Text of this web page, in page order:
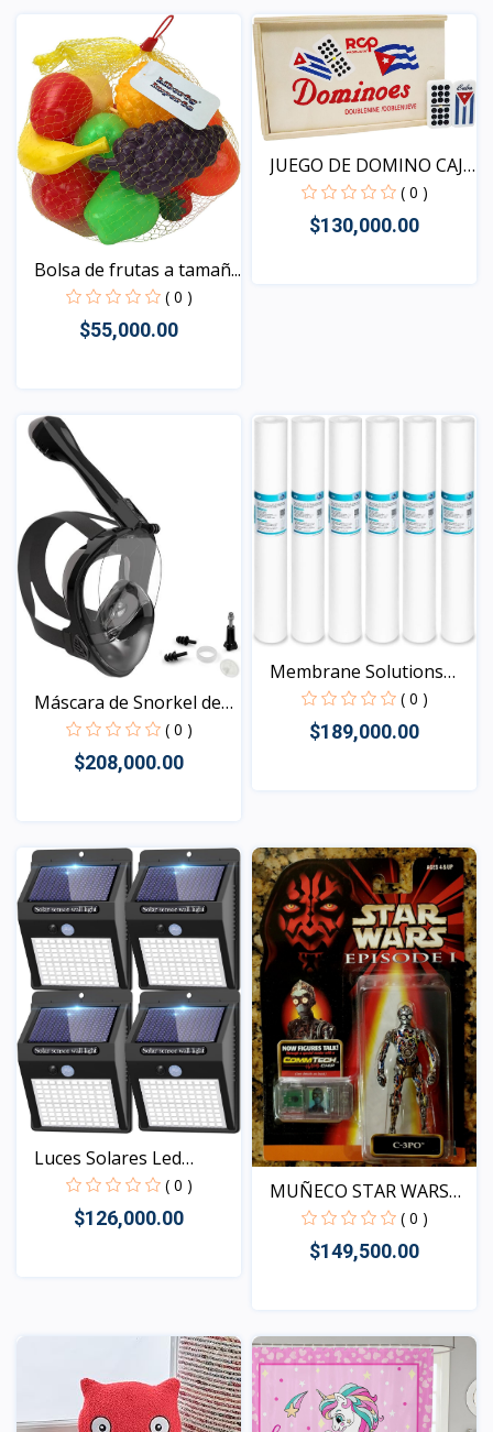
Vista
Bolsa de frutas a tamañ...
( 0 )
$55,000.00
JUEGO DE DOMINO CAJA
DE...
( 0 )
$130,000.00
Máscara de Snorkel de
( 0 )
$208,000.00
Vista
Membrane Solutions
Cart...
( 0 )
$189,000.00
Luces Solares Led
Senso...
( 0 )
$126,000.00
MUÑECO STAR WARS
EPISOD...
( 0 )
$149,500.00
Vista